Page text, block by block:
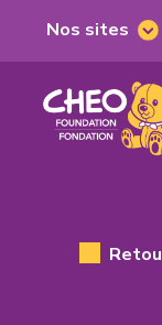
Nos
sites
Nos sites
Fondation
du
CHEO,